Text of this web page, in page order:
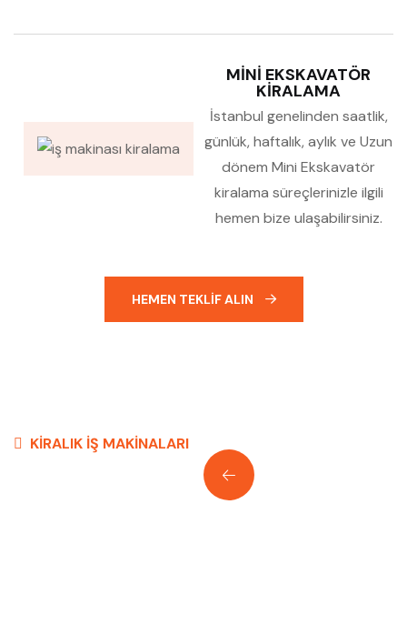
MINI EKSKAVATÖR
KIRALAMA
İstanbul genelinden saatlik,
günlük, haftalık, aylık ve Uzun
dönem Mini Ekskavatör
kiralama süreçlerinizle ilgili
hemen bize ulaşabilirsiniz.
HEMEN TEKLIF ALIN
KIRALIK İŞ MAKINALARI